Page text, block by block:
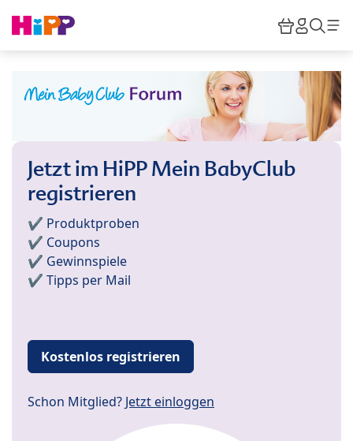
HiPP
Jetzt im HiPP Mein BabyClub
registrieren
✔️ Produktproben
✔️ Coupons
✔️ Gewinnspiele
✔️ Tipps per Mail
Kostenlos registrieren
Schon Mitglied? Jetzt einloggen